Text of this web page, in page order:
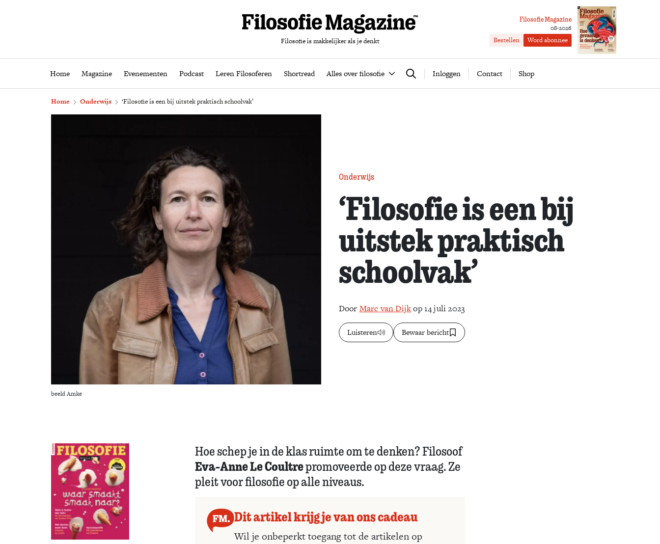
Filosofie is makkelijker als je denkt
Filosofie Magazine
08-2026
Bestellen Word abonnee
Home Magazine Evenementen Podcast Leren Filosoferen Shortread Alles over filosofie Zoeken Inloggen Contact Shop
Home Magazine Evenementen Podcast Leren Filosoferen Shortread Alles over filosofie Word abonnee
Home Onderwijs ‘Filosofie is een bij uitstek praktisch schoolvak’
Onderwijs
‘Filosofie is een bij
uitstek praktisch
schoolvak’
Door Marc van Dijkop 14 juli 2023
Luisteren Bewaar bericht
beeld Amke
Hoe schep je in de klas ruimte om te denken? Filosoof
Eva-Anne Le Coultrepromoveerde op deze vraag. Ze
pleit voor filosofie op alle niveaus.
Dit artikel krijg je van ons cadeau
Wil je onbeperkt toegang tot de artikelen op